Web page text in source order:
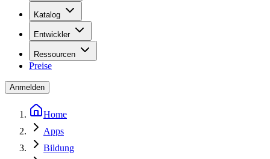
Katalog
Entwickler
Ressourcen
Preise
Anmelden
Home
Apps
Bildung